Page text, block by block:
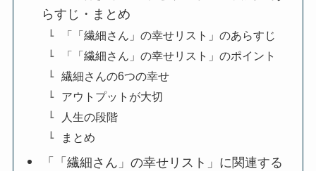
らすじ・まとめ
「「繊細さん」の幸せリスト」のあらすじ
「「繊細さん」の幸せリスト」のポイント
繊細さんの6つの幸せ
アウトプットが大切
人生の段階
まとめ
「「繊細さん」の幸せリスト」に関連する